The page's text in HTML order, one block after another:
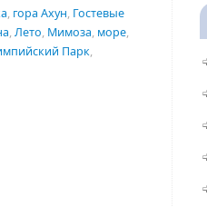
, гора Ахун, Гостевые
,Лето, Мимоза, море,
Парк,